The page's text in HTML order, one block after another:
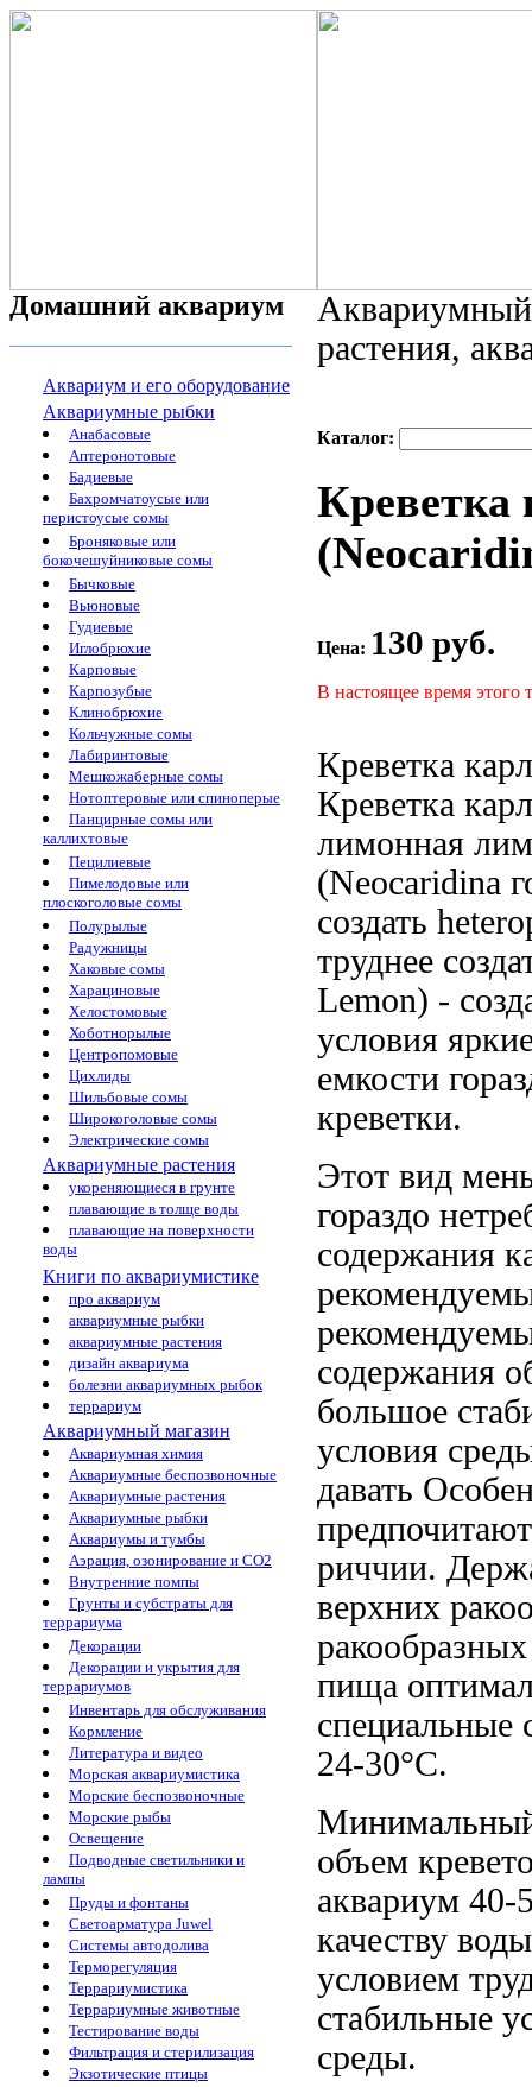
Домашний аквариум
Аквариум и его оборудование
Аквариумные рыбки
Анабасовые
Аптеронотовые
Бадиевые
Бахромчатоусые или
перистоусые сомы
Броняковые или
бокочешуйниковые сомы
Бычковые
Вьюновые
Гудиевые
Иглобрюхие
Карповые
Карпозубые
Клинобрюхие
Кольчужные сомы
Лабиринтовые
Мешкожаберные сомы
Нотоптеровые или спиноперые
Панцирные сомы или
каллихтовые
Пецилиевые
Пимелодовые или
плоскоголовые сомы
Полурылые
Радужницы
Хаковые сомы
Харациновые
Хелостомовые
Хоботнорылые
Центропомовые
Цихлиды
Шильбовые сомы
Широкоголовые сомы
Электрические сомы
Аквариумные растения
укореняющиеся в грунте
плавающие в толще воды
плавающие на поверхности
воды
Книги по аквариумистике
про аквариум
аквариумные рыбки
аквариумные растения
дизайн аквариума
болезни аквариумных рыбок
террариум
Аквариумный магазин
Аквариумная химия
Аквариумные беспозвоночные
Аквариумные растения
Аквариумные рыбки
Аквариумы и тумбы
Аэрация, озонирование и CO2
Внутренние помпы
Грунты и субстраты для
террариума
Декорации
Декорации и укрытия для
террариумов
Инвентарь для обслуживания
Кормление
Литература и видео
Морская аквариумистика
Морские беспозвоночные
Морские рыбы
Освещение
Подводные светильники и
лампы
Пруды и фонтаны
Светоарматура Juwel
Системы автодолива
Терморегуляция
Террариумистика
Террариумные животные
Тестирование воды
Фильтрация и стерилизация
Экзотические птицы
растения,
Каталог:
Креветка
Цена: 130 руб.
В настоящее время этого
Креветка
Креветка
лимонная
(Neocaridina
создать
труднее
Lemon) -
условия
емкости
креветки.
Этот вид
гораздо
содержания
содержания
большое
условия
давать
риччии.
верхних
пища
специальные
24-30°С.
объем
аквариум
качеству
условием
стабильные
среды.